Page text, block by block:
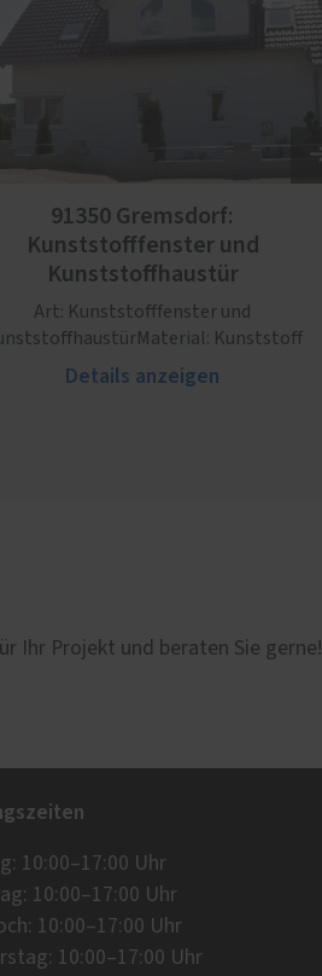
91350 Gremsdorf:
Kunststofffenster und
Kunststoffhaustür
Art: Kunststofffenster und
Kunststoff
Details anzeigen
Ihr Projekt und beraten Sie gerne!
10:00–17:00 Uhr
10:00–17:00 Uhr
10:00–17:00 Uhr
10:00–17:00 Uhr